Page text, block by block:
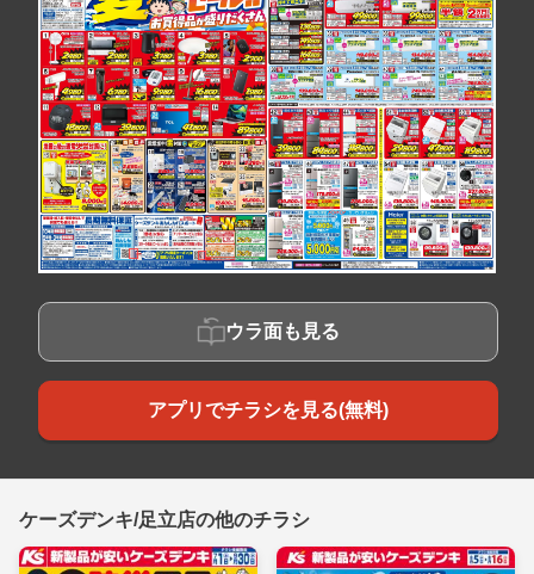
ウラ面も見る
アプリでチラシを見る(無料)
ケーズデンキ/足立店の他のチラシ